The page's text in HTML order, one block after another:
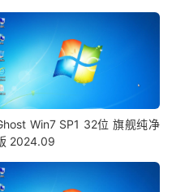
Win7 SP1 32位 旗舰纯净
2024.09